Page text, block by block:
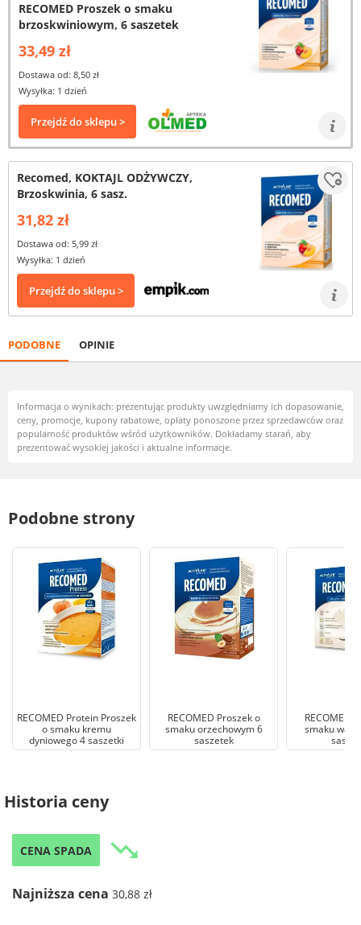
RECOMED Proszek o smaku
brzoskwiniowym, 6 saszetek
33,49 zł
Dostawa od: 8,50 zł
Wysyłka: 1 dzień
Przejdź do sklepu >
Recomed, KOKTAJL ODŻYWCZY,
Brzoskwinia, 6 sasz.
31,82 zł
Dostawa od: 5,99 zł
Wysyłka: 1 dzień
Przejdź do sklepu >
PODOBNE OPINIE
Informacja o wynikach: prezentując produkty uwzględniamy ich dopasowanie,
ceny, promocje, kupony rabatowe, opłaty ponoszone przez sprzedawców oraz
popularność produktów wśród użytkowników. Dokładamy starań, aby
prezentować wysokiej jakości i aktualne informacje.
Podobne strony
RECOMED Protein Proszek
o smaku kremu
dyniowego 4 saszetki
RECOMED Proszek o
smaku orzechowym 6
saszetek
RECOMED
smaku
Historia ceny
CENA SPADA trending_down
Najniższa cena 30,88 zł